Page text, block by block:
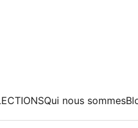
Qui nous sommes